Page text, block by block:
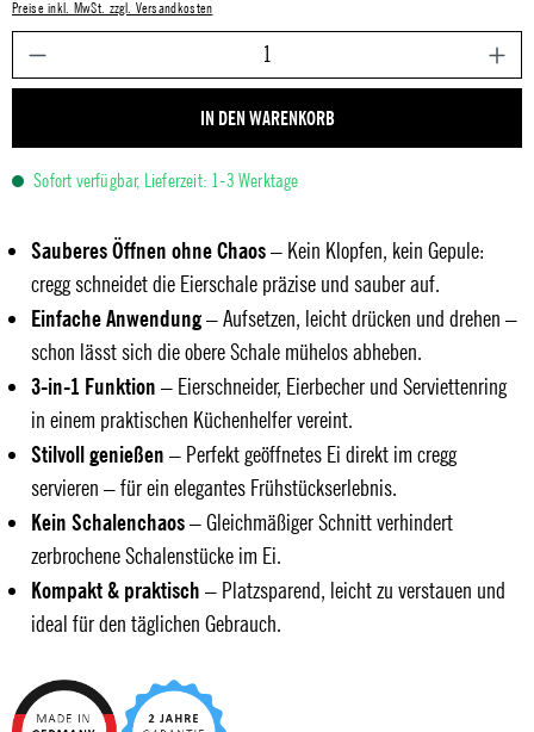
Preise inkl. MwSt. zzgl. Versandkosten
IN DEN WARENKORB
Sofort verfügbar, Lieferzeit: 1-3 Werktage
Sauberes Öffnen ohne Chaos– Kein Klopfen, kein Gepule:
cregg schneidet die Eierschale präzise und sauber auf.
Einfache Anwendung– Aufsetzen, leicht drücken und drehen –
schon lässt sich die obere Schale mühelos abheben.
3-in-1 Funktion – Eierschneider, Eierbecher und Serviettenring
in einem praktischen Küchenhelfer vereint.
Stilvoll genießen – Perfekt geöffnetes Ei direkt im cregg
servieren – für ein elegantes Frühstückserlebnis.
Kein Schalenchaos– Gleichmäßiger Schnitt verhindert
zerbrochene Schalenstücke im Ei.
Kompakt & praktisch – Platzsparend, leicht zu verstauen und
ideal für den täglichen Gebrauch.